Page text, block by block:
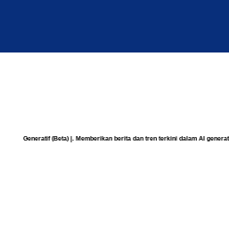
Generatif (Beta) |. Memberikan berita dan tren terkini dalam AI